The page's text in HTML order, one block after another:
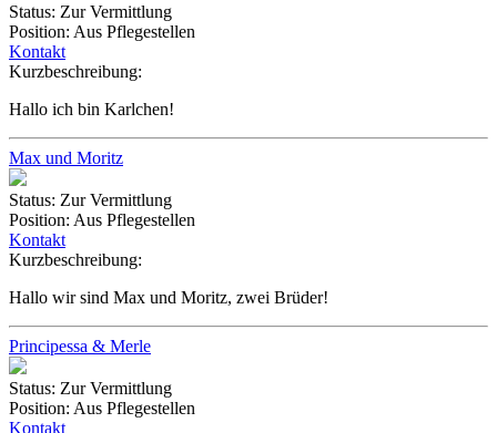
Status: Zur Vermittlung
Position: Aus Pflegestellen
Kontakt
Kurzbeschreibung:
Hallo ich bin Karlchen!
Max und Moritz
Status: Zur Vermittlung
Position: Aus Pflegestellen
Kontakt
Kurzbeschreibung:
Hallo wir sind Max und Moritz, zwei Brüder!
Principessa & Merle
Status: Zur Vermittlung
Position: Aus Pflegestellen
Kontakt